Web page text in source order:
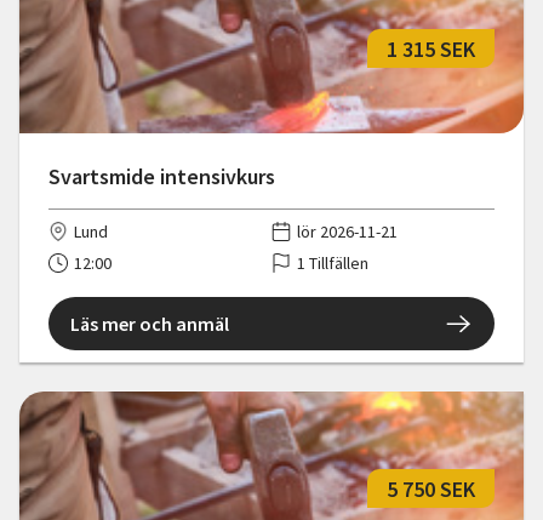
Svartsmide intensivkurs
1 315 SEK
Lund
lör 2026-11-21
12:00
1 Tillfällen
Läs mer och anmäl
5 750 SEK